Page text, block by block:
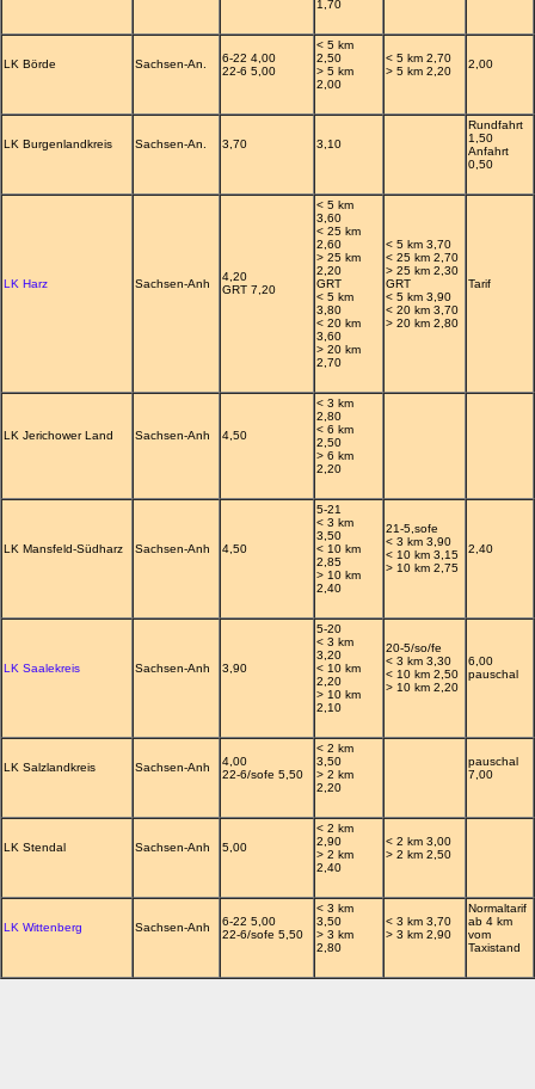
1,70
LK Börde Sachsen-An.
6-22 4,00
22-6 5,00
< 5 km
2,50
> 5 km
2,00
< 5 km 2,70
> 5 km 2,20
2,00
LK Burgenlandkreis Sachsen-An. 3,70 3,10
Rundfahrt
1,50
Anfahrt
0,50
LK Harz Sachsen-Anh
4,20
GRT 7,20
< 5 km
3,60
< 25 km
2,60
> 25 km
2,20
GRT
< 5 km
3,80
< 20 km
3,60
> 20 km
2,70
< 5 km 3,70
< 25 km 2,70
> 25 km 2,30
GRT
< 5 km 3,90
< 20 km 3,70
> 20 km 2,80
Tarif
LK Jerichower Land Sachsen-Anh 4,50
< 3 km
2,80
< 6 km
2,50
> 6 km
2,20
LK Mansfeld-Südharz Sachsen-Anh 4,50
5-21
< 3 km
3,50
< 10 km
2,85
> 10 km
2,40
21-5,sofe
< 3 km 3,90
< 10 km 3,15
> 10 km 2,75
2,40
LK Saalekreis Sachsen-Anh 3,90
5-20
< 3 km
3,20
< 10 km
2,20
> 10 km
2,10
20-5/so/fe
< 3 km 3,30
< 10 km 2,50
> 10 km 2,20
6,00
pauschal
LK Salzlandkreis Sachsen-Anh
4,00
22-6/sofe 5,50
< 2 km
3,50
> 2 km
2,20
pauschal
7,00
LK Stendal Sachsen-Anh 5,00
< 2 km
2,90
> 2 km
2,40
< 2 km 3,00
> 2 km 2,50
LK Wittenberg Sachsen-Anh
6-22 5,00
22-6/sofe 5,50
< 3 km
3,50
> 3 km
2,80
< 3 km 3,70
> 3 km 2,90
Normaltarif
ab 4 km
vom
Taxistand